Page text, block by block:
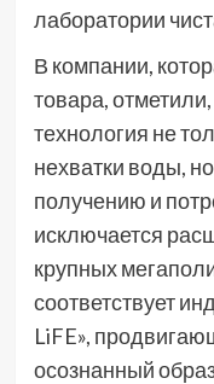
лаборатории
В компании,
товара,
технология не
нехватки воды,
получению и
исключается
крупных
соответствует
LiFE»,
осознанный